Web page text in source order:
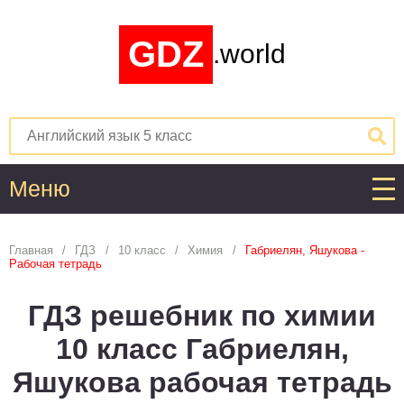
GDZ .world
Меню
1
2 3
Английский язык
2 4 5 6 7 8 9 10
Астрономия
Главная ГДЗ 10 класс Химия
Габриелян, Яшукова -
Рабочая тетрадь
ГДЗ решебник по химии
10 класс Габриелян,
Яшукова рабочая тетрадь